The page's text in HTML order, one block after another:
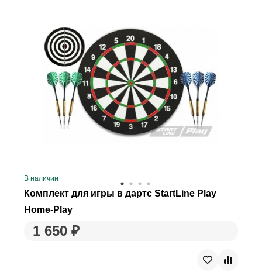
В наличии
Комплект для игры в дартс StartLine Play
Home-Play
1 650 ₽